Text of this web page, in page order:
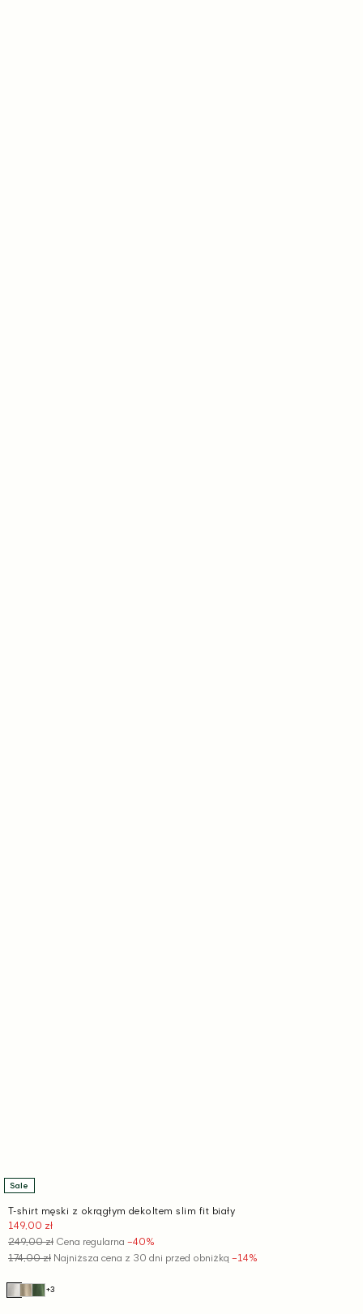
Sale
T-shirt męski z okrągłym dekoltem slim fit biały
Cena
promocyjna
149,00 zł
249,00 zł Cena regularna −40%
174,00 zł Najniższa cena z 30 dni przed obniżką −14%
+3